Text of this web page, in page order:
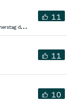
T
ages-Trading-Chancen am Donnerstag den 25.02.2016
11
11
10